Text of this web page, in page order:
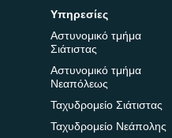
Υπηρεσίες
Αστυνομικό τμήμα
Σιάτιστας
Αστυνομικό τμήμα
Νεαπόλεως
Ταχυδρομείο Σιάτιστας
Ταχυδρομείο Νεάπολης